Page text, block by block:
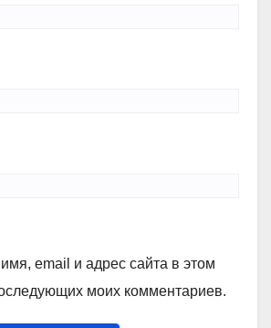
email и адрес сайта в этом
моих комментариев.